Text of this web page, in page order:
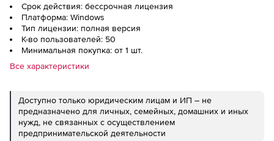
Срок действия: бессрочная лицензия
Платформа: Windows
Тип лицензии: полная версия
К-во пользователей: 50
Минимальная покупка: от 1 шт.
Все характеристики
Доступно только юридическим лицам и ИП – не
предназначено для личных, семейных, домашних и иных
нужд, не связанных с осуществлением
предпринимательской деятельности